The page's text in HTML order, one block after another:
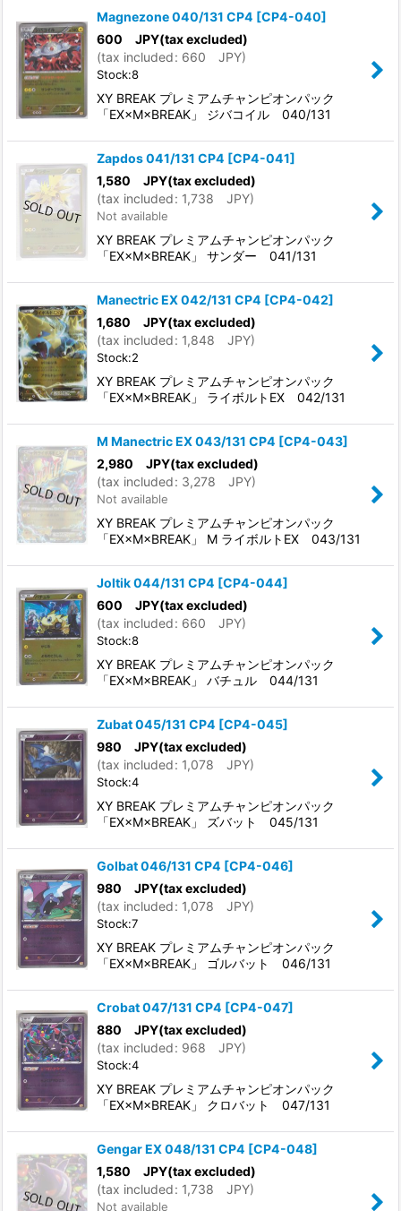
Magnezone 040/131 CP4 [CP4-040]
600 JPY(tax excluded)
(tax included: 660 JPY)
Stock:8
XY BREAK プレミアムチャンピオンパック
「EX×M×BREAK」 ジバコイル 040/131
Zapdos 041/131 CP4 [CP4-041]
1,580 JPY(tax excluded)
(tax included: 1,738 JPY)
Not available
XY BREAK プレミアムチャンピオンパック
「EX×M×BREAK」 サンダー 041/131
Manectric EX 042/131 CP4 [CP4-042]
1,680 JPY(tax excluded)
(tax included: 1,848 JPY)
Stock:2
XY BREAK プレミアムチャンピオンパック
「EX×M×BREAK」 ライボルトEX 042/131
M Manectric EX 043/131 CP4 [CP4-043]
2,980 JPY(tax excluded)
(tax included: 3,278 JPY)
Not available
XY BREAK プレミアムチャンピオンパック
「EX×M×BREAK」 M ライボルトEX 043/131
Joltik 044/131 CP4 [CP4-044]
600 JPY(tax excluded)
(tax included: 660 JPY)
Stock:8
XY BREAK プレミアムチャンピオンパック
「EX×M×BREAK」 バチュル 044/131
Zubat 045/131 CP4 [CP4-045]
980 JPY(tax excluded)
(tax included: 1,078 JPY)
Stock:4
XY BREAK プレミアムチャンピオンパック
「EX×M×BREAK」 ズバット 045/131
Golbat 046/131 CP4 [CP4-046]
980 JPY(tax excluded)
(tax included: 1,078 JPY)
Stock:7
XY BREAK プレミアムチャンピオンパック
「EX×M×BREAK」 ゴルバット 046/131
Crobat 047/131 CP4 [CP4-047]
880 JPY(tax excluded)
(tax included: 968 JPY)
Stock:4
XY BREAK プレミアムチャンピオンパック
「EX×M×BREAK」 クロバット 047/131
Gengar EX 048/131 CP4 [CP4-048]
1,580 JPY(tax excluded)
(tax included: 1,738 JPY)
Not available